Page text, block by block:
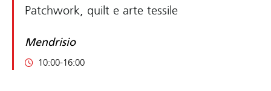
Patchwork, quilt e arte tessile
Mendrisio
10:00-16:00